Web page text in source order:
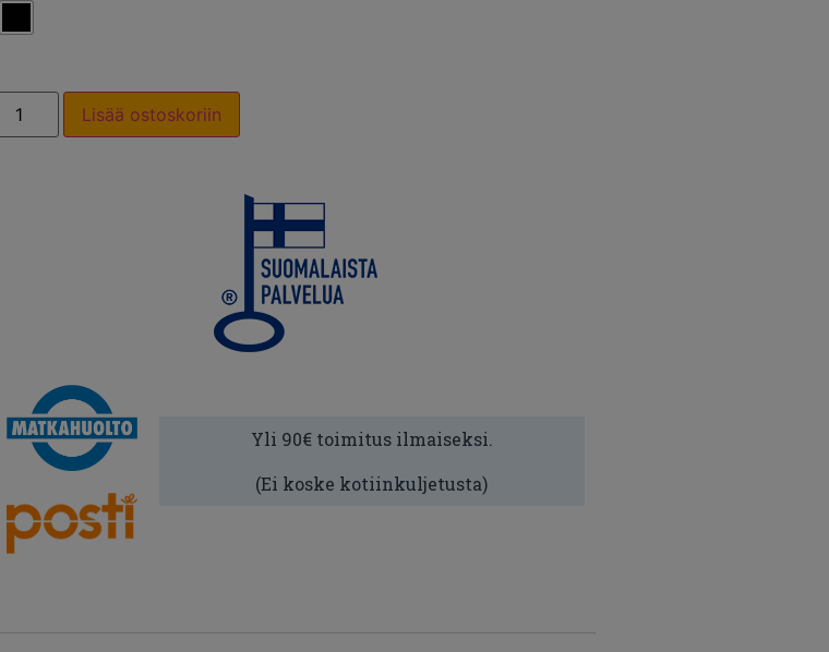
Lisää ostoskoriin
Yli 90€ toimitus ilmaiseksi.
(Ei koske kotiinkuljetusta)